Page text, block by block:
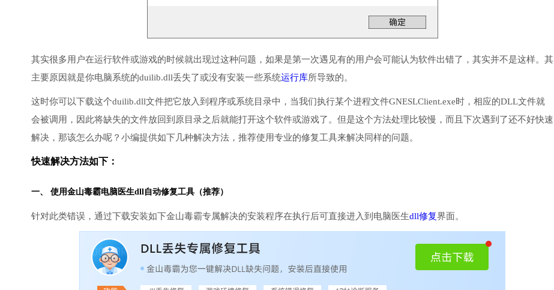
其实很多用户在运行软件或游戏的时候就出现过这种问题，如果是第一次遇见有的用户会可能认为软件出错了，其实并不是这样。其
主要原因就是你电脑系统的duilib.dll丢失了或没有安装一些系统运行库所导致的。
这时你可以下载这个duilib.dll文件把它放入到程序或系统目录中，当我们执行某个进程文件GNESLClient.exe时，相应的DLL文件就
会被调用，因此将缺失的文件放回到原目录之后就能打开这个软件或游戏了。但是这个方法处理比较慢，而且下次遇到了还不好快速
解决，那该怎么办呢？小编提供如下几种解决方法，推荐使用专业的修复工具来解决同样的问题。
快速解决方法如下：
一、 使用金山毒霸电脑医生dll自动修复工具（推荐）
针对此类错误，通过下载安装如下金山毒霸专属解决的安装程序在执行后可直接进入到电脑医生dll修复界面。